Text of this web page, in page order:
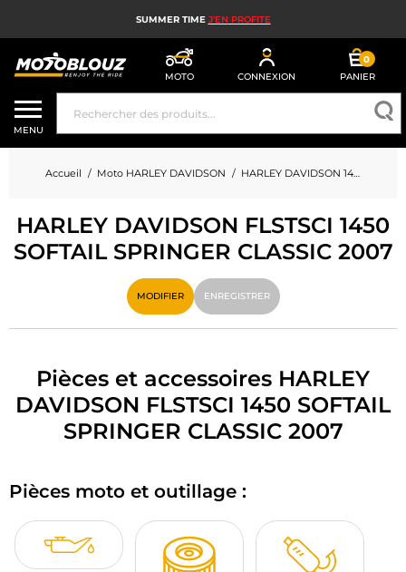
SUMMER TIME J'EN PROFITE
MOTO CONNEXION
0
PANIER
CASQUE MOTO
ÉQUIPEMENT MOTO HOMME
ÉQUIPEMENT MOTO FEMME
MX, ENDURO ET TRIAL
HIGH TECH MOTO
AIRBAG MOTO
ACCESSOIRES MOTO
BAGAGERIE MOTO
BONS PLANS ET PROMO
MENU
Accueil Moto HARLEY DAVIDSON HARLEY DAVIDSON 1450 FLSTSCI 1450 SOFTAIL SPRINGER CLASSIC
HARLEY DAVIDSON FLSTSCI 1450
SOFTAIL SPRINGER CLASSIC 2007
MODIFIER ENREGISTRER
Pièces et accessoires HARLEY
DAVIDSON FLSTSCI 1450 SOFTAIL
SPRINGER CLASSIC 2007
Pièces moto et outillage :